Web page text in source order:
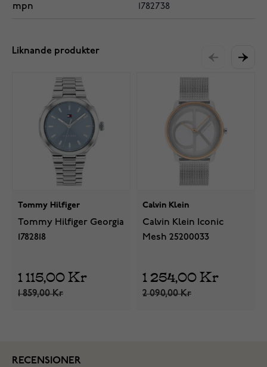
mpn 1782738
Liknande produkter
Tommy Hilfiger
Tommy Hilfiger Georgia
1782818
1 115,00 Kr
1 859,00 Kr
Calvin Klein
Calvin Klein Iconic
Mesh 25200033
1 254,00 Kr
2 090,00 Kr
RECENSIONER